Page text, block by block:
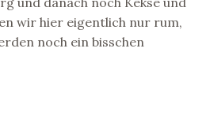
wir hier eigentlich nur rum,
noch ein bisschen